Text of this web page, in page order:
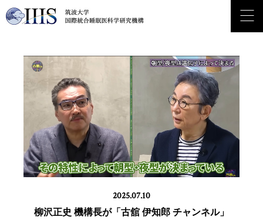
English
2025.07.10
柳沢正史 機構長が「古舘󠄁 伊知郎 チャンネル」